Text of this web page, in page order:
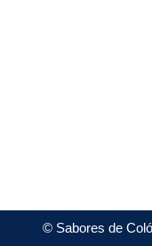
©Sabores de